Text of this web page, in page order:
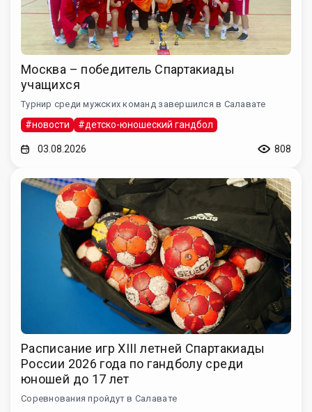
Москва – победитель Спартакиады
учащихся
Турнир среди мужских команд завершился в Салавате
#новости #детско-юношеский гандбол
03.08.2026 808
Расписание игр XIII летней Спартакиады
России 2026 года по гандболу среди
юношей до 17 лет
Соревнования пройдут в Салавате